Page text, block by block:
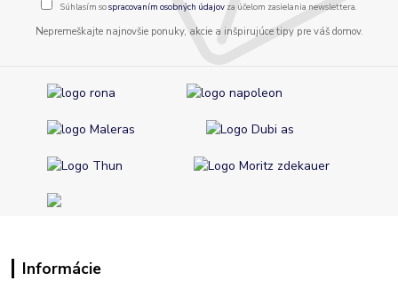
Súhlasím sospracovaním osobných údajov za účelom zasielania newslettera.
Nepremeškajte najnovšie ponuky, akcie a inšpirujúce tipy pre váš domov.
Informácie